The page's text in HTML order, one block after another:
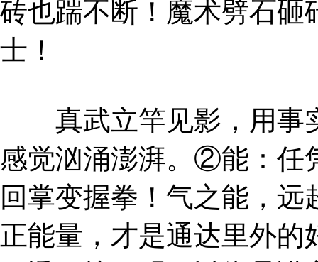
砖也踹不断！魔术劈石砸
士！
真武立竿见影，用事
感觉汹涌澎湃。②能：任
回掌变握拳！气之能，
正能量，才是通达里外